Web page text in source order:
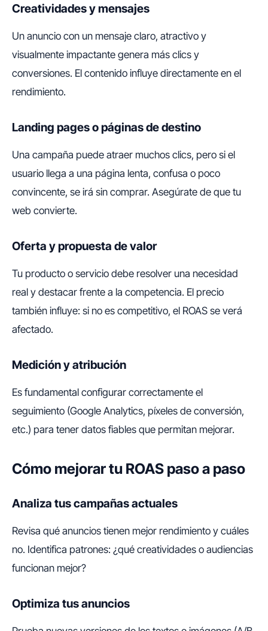
Creatividades y mensajes
Un anuncio con un mensaje claro, atractivo y
visualmente impactante genera más clics y
conversiones. El contenido influye directamente en el
rendimiento.
Landing pages o páginas de destino
Una campaña puede atraer muchos clics, pero si el
usuario llega a una página lenta, confusa o poco
convincente, se irá sin comprar. Asegúrate de que tu
web convierte.
Oferta y propuesta de valor
Tu producto o servicio debe resolver una necesidad
real y destacar frente a la competencia. El precio
también influye: si no es competitivo, el ROAS se verá
afectado.
Medición y atribución
Es fundamental configurar correctamente el
seguimiento (Google Analytics, píxeles de conversión,
etc.) para tener datos fiables que permitan mejorar.
Cómo mejorar tu ROAS paso a paso
Analiza tus campañas actuales
Revisa qué anuncios tienen mejor rendimiento y cuáles
no. Identifica patrones: ¿qué creatividades o audiencias
funcionan mejor?
Optimiza tus anuncios